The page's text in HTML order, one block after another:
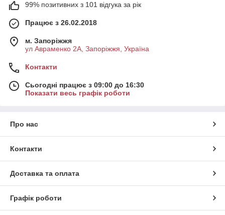
99% позитивних з 101 відгука за рік
Працює з 26.02.2018
м. Запоріжжя
ул Авраменко 2А, Запоріжжя, Україна
Контакти
Сьогодні працює з 09:00 до 16:30
Показати весь графік роботи
Про нас
Контакти
Доставка та оплата
Графік роботи